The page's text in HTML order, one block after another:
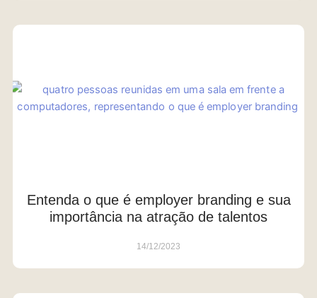
Entenda o que é employer branding e sua
importância na atração de talentos
14/12/2023